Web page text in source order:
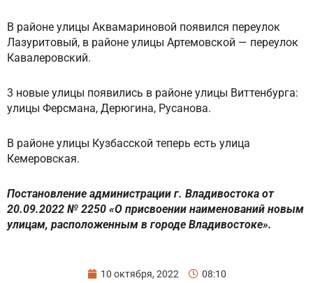
В районе улицы Аквамариновой появился переулок
Лазуритовый, в районе улицы Артемовской — переулок
Кавалеровский.
3 новые улицы появились в районе улицы Виттенбурга:
улицы Ферсмана, Дерюгина, Русанова.
В районе улицы Кузбасской теперь есть улица
Кемеровская.
Постановление администрации г. Владивостока от
20.09.2022 № 2250 «О присвоении наименований новым
улицам, расположенным в городе Владивостоке».
10 октября, 2022 08:10